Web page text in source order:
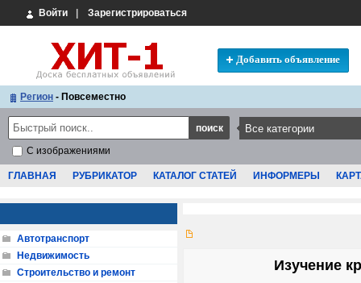
Войти Зарегистрироваться
Добавить объявление
Регион - Повсеместно
С изображениями
ГЛАВНАЯ РУБРИКАТОР КАТАЛОГ СТАТЕЙ ИНФОРМЕРЫ
Изучение
Автотранспорт
Недвижимость
Строительство и ремонт